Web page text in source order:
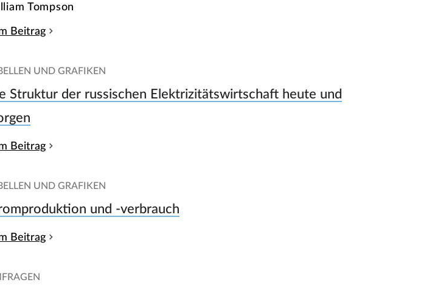
Tompson
Beitrag
UND GRAFIKEN
Struktur der russischen Elektrizitätswirtschaft heute und
Beitrag
UND GRAFIKEN
und -verbrauch
Beitrag